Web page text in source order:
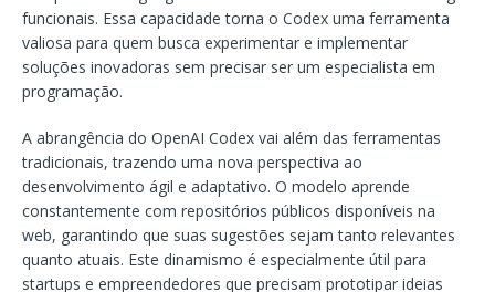
funcionais. Essa capacidade torna o Codex uma ferramenta
valiosa para quem busca experimentar e implementar
soluções inovadoras sem precisar ser um especialista em
programação.
A abrangência do OpenAI Codex vai além das ferramentas
tradicionais, trazendo uma nova perspectiva ao
desenvolvimento ágil e adaptativo. O modelo aprende
constantemente com repositórios públicos disponíveis na
web, garantindo que suas sugestões sejam tanto relevantes
quanto atuais. Este dinamismo é especialmente útil para
startups e empreendedores que precisam prototipar ideias